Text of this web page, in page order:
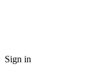
Sign in